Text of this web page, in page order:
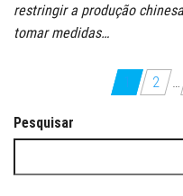
restringir a produção
tomar medidas…
Paginação
dos
conteúdos
1 2
Pesquisar